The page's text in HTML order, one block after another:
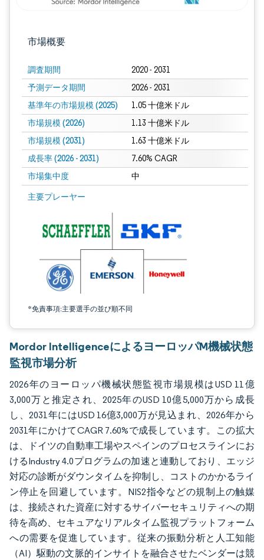
市場概要
調査期間 2020 - 2031
予測データ期間 2026 - 2031
基準年の市場規模 (2025) 1.05 十億米ドル
市場規模 (2026) 1.13 十億米ドル
市場規模 (2031) 1.63 十億米ドル
成長率 (2026 - 2031) 7.60% CAGR
市場集中度 中
主要プレーヤー
*免責事項:主要選手の並び順不同
画像 © Mordor Intelligence。再利用にはCC BY 4.0の表示が必要です。
Mordor IntelligenceによるヨーロッパM機械状態
監視市場分析
2026年のヨーロッパ機械状態監視市場規模はUSD 11億
3,000万と推定され、2025年のUSD 10億5,000万から成長
し、2031年にはUSD 16億3,000万が見込まれ、2026年から
2031年にかけてCAGR 7.60%で成長しています。この拡大
は、ドイツの自動車工場やスペインのプロセスラインにお
けるIndustry 4.0プログラムの加速と連動しており、エッジ
対応の診断がダウンタイムを抑制し、コストのかかるライ
ン停止を回避しています。NIS2指令などの規制上の触媒
は、接続された資産に対するサイバーセキュリティへの期
待を高め、セキュアなリアルタイム監視プラットフォーム
への需要を促進しています。従来の振動分析と人工知能
（AI）駆動の文脈的インサイトを融合させたベンダーは競